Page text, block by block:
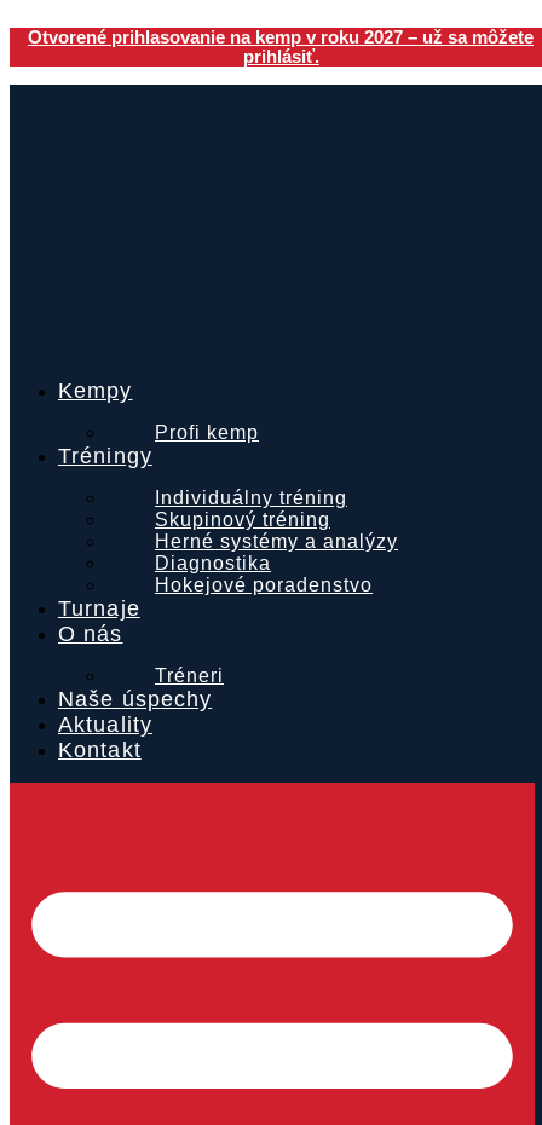
na
obsah
Otvorené prihlasovanie na kemp v roku 2027 – už sa môžete
prihlásiť.
Kempy
Profi kemp
Tréningy
Individuálny tréning
Skupinový tréning
Herné systémy a analýzy
Diagnostika
Hokejové poradenstvo
Turnaje
O nás
Tréneri
Naše úspechy
Aktuality
Kontakt